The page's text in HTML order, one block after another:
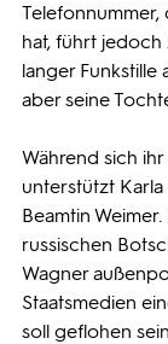
Telefonnummer,
hat, führt jedoch
langer Funkstille
aber seine
Während sich
unterstützt
Beamtin
russischen
Wagner
Staatsmedien
soll geflohen